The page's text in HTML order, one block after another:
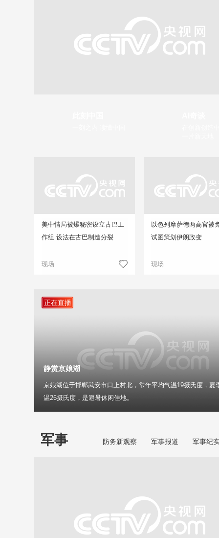
美中情局被爆秘密设立古巴工
作组 设法在古巴制造分裂
现场
以色列摩萨德两高官被
试图策划伊朗政变
现场
正在直播
静赏京娘湖
京娘湖位于邯郸武安市口上村北，常年平均气温19摄氏度，夏
温26摄氏度，是避暑休闲佳地。
军事 防务新观察 军事报道 军事纪